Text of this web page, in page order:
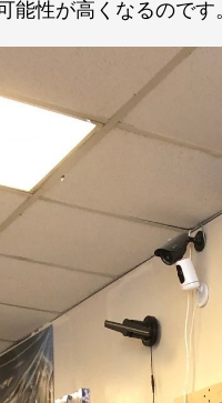
能性が高くなるのです